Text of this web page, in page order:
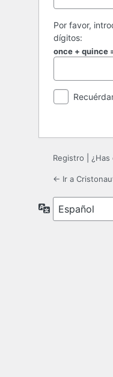
Por favor,
dígitos:
once + quince
Registro ¿Has
← Ir a
Idioma